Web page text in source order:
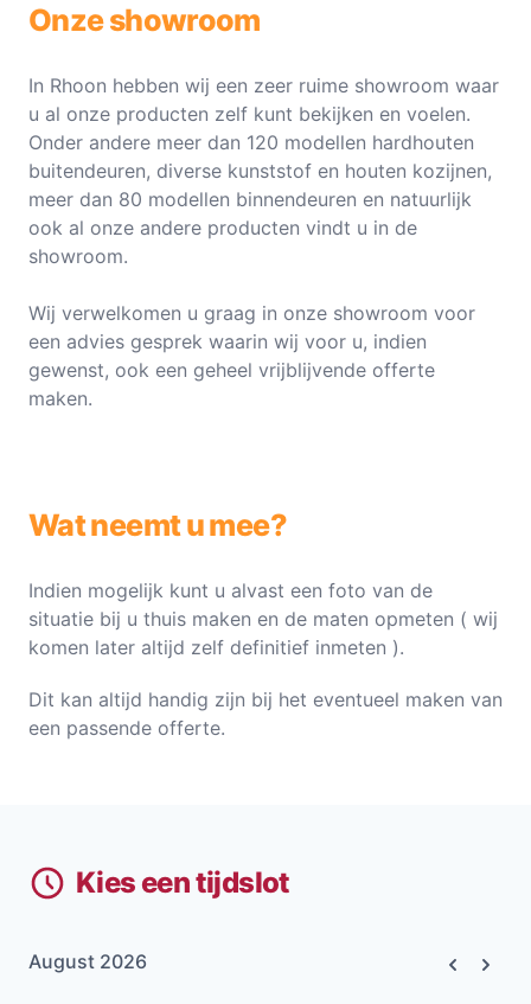
Onze showroom
In Rhoon hebben wij een zeer ruime showroom waar
u al onze producten zelf kunt bekijken en voelen.
Onder andere meer dan 120 modellen hardhouten
buitendeuren, diverse kunststof en houten kozijnen,
meer dan 80 modellen binnendeuren en natuurlijk
ook al onze andere producten vindt u in de
showroom.
Wij verwelkomen u graag in onze showroom voor
een advies gesprek waarin wij voor u, indien
gewenst, ook een geheel vrijblijvende offerte
maken.
Wat neemt u mee?
Indien mogelijk kunt u alvast een foto van de
situatie bij u thuis maken en de maten opmeten ( wij
komen later altijd zelf definitief inmeten ).
Dit kan altijd handig zijn bij het eventueel maken van
een passende offerte.
Kies een tijdslot
August 2026